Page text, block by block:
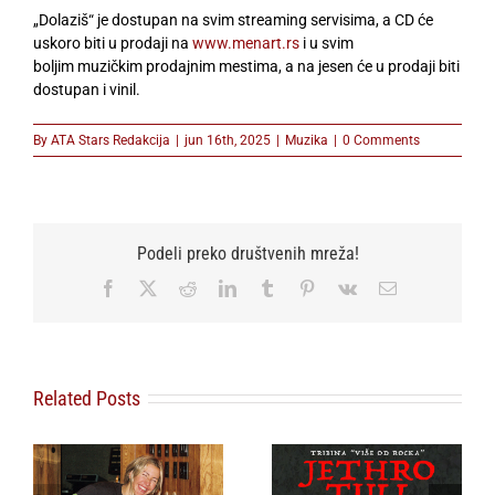
„Dolaziš“ je dostupan na svim streaming servisima, a CDće
uskoro biti u prodaji na www.menart.rs i u svim
boljim muzičkim prodajnim mestima, a na jesen će u prodaji biti
dostupan i vinil.
By ATA Stars Redakcija | jun 16th, 2025 | Muzika | 0 Comments
Podeli preko društvenih mreža!
Facebook RedditLinkedInTumblr Pinterest
Vk Email
Related Posts
Tribina o Jethro
Sakis Rouvas prvi
put pred